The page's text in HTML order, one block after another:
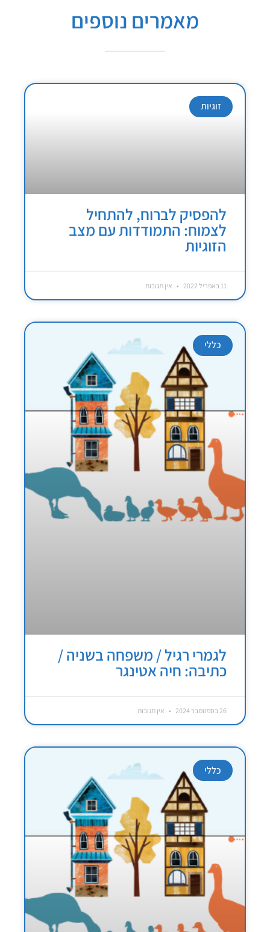
מאמרים נוספים
זוגיות
להפסיק לברוח, להתחיל
לצמוח: התמודדות עם מצב
הזוגיות
11 באפריל 2022 אין תגובות
כללי
לגמרי רגיל / משפחה בשניה /
כתיבה: חיה אטינגר
26 בספטמבר 2024 אין תגובות
כללי